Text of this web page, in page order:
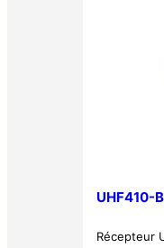
UHF410-
Récepteur